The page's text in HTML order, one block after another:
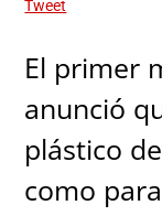
Tweet
El primer
anunció
plástico
como